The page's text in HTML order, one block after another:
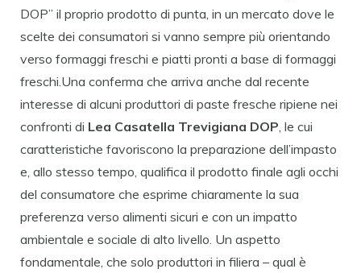
DOP” il proprio prodotto di punta, in un mercato dove le
scelte dei consumatori si vanno sempre più orientando
verso formaggi freschi e piatti pronti a base di formaggi
freschi.Una conferma che arriva anche dal recente
interesse di alcuni produttori di paste fresche ripiene nei
confronti di Lea Casatella Trevigiana DOP , le cui
caratteristiche favoriscono la preparazione dell’impasto
e, allo stesso tempo, qualifica il prodotto finale agli occhi
del consumatore che esprime chiaramente la sua
preferenza verso alimenti sicuri e con un impatto
ambientale e sociale di alto livello. Un aspetto
fondamentale, che solo produttori in filiera – qual è